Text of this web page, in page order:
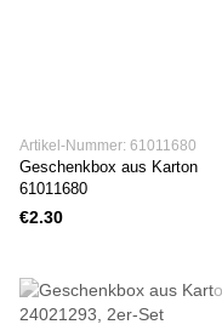
Artikel-Nummer: 61011680
Geschenkbox aus Karton
61011680
€2.30